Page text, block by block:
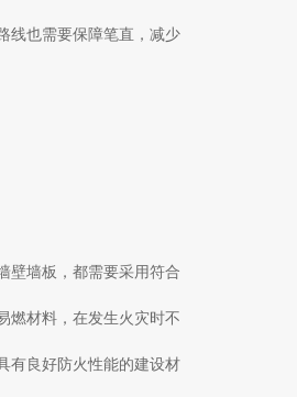
线也需要保障笔直，减少
壁墙板，都需要采用符合
燃材料，在发生火灾时不
有良好防火性能的建设材